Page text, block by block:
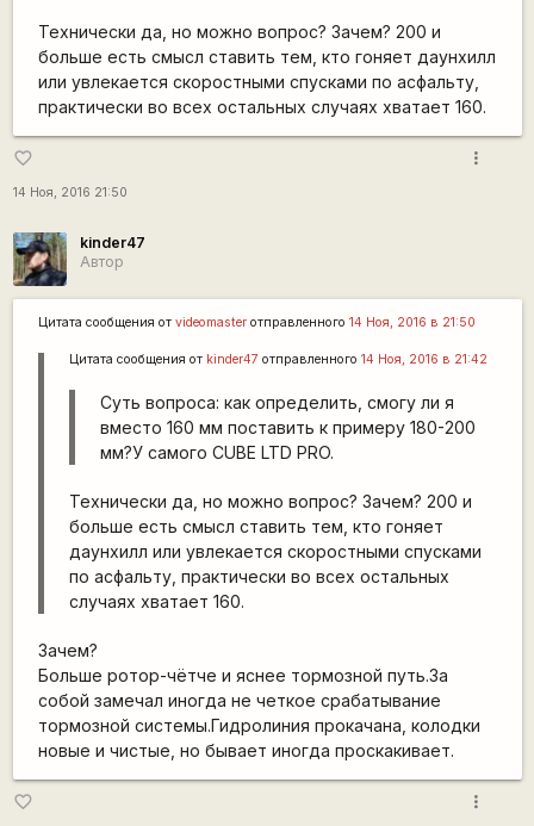
Технически да, но можно вопрос? Зачем? 200 и
больше есть смысл ставить тем, кто гоняет даунхилл
или увлекается скоростными спусками по асфальту,
практически во всех остальных случаях хватает 160.
favorite_border
14 Ноя, 2016 21:50
more_vert
kinder47
Автор
Цитата сообщения от videomasterотправленного 14 Ноя, 2016 в 21:50
Цитата сообщения от kinder47 отправленного 14 Ноя, 2016 в 21:42
Суть вопроса: как определить, смогу ли я
вместо 160 мм поставить к примеру 180-200
мм?У самого CUBE LTD PRO.
Технически да, но можно вопрос? Зачем? 200 и
больше есть смысл ставить тем, кто гоняет
даунхилл или увлекается скоростными спусками
по асфальту, практически во всех остальных
случаях хватает 160.
Зачем?
Больше ротор-чётче и яснее тормозной путь.За
собой замечал иногда не четкое срабатывание
тормозной системы.Гидролиния прокачана, колодки
новые и чистые, но бывает иногда проскакивает.
favorite_border more_vert